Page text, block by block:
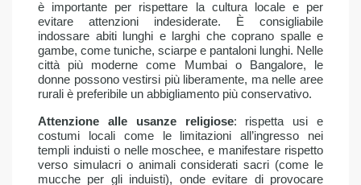
è importante per rispettare la cultura locale e per
evitare attenzioni indesiderate. È consigliabile
indossare abiti lunghi e larghi che coprano spalle e
gambe, come tuniche, sciarpe e pantaloni lunghi. Nelle
città più moderne come Mumbai o Bangalore, le
donne possono vestirsi più liberamente, ma nelle aree
rurali è preferibile un abbigliamento più conservativo.
Attenzione alle usanze religiose: rispetta usi e
costumi locali come le limitazioni all’ingresso nei
templi induisti o nelle moschee, e manifestare rispetto
verso simulacri o animali considerati sacri (come le
mucche per gli induisti), onde evitare di provocare